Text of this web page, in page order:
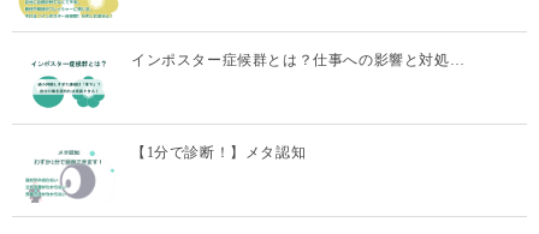
インポスター症候群とは？仕事への影響と対処…
【1分で診断！】メタ認知